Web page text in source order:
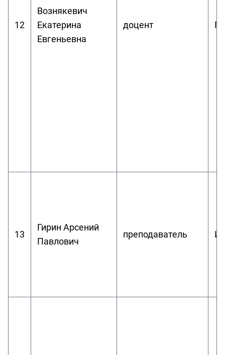
12
Вознякевич
Екатерина
Евгеньевна
доцент
13
Гирин Арсений
Павлович
преподаватель